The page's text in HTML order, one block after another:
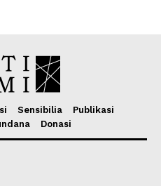
Sensibilia
Publikasi
Donasi